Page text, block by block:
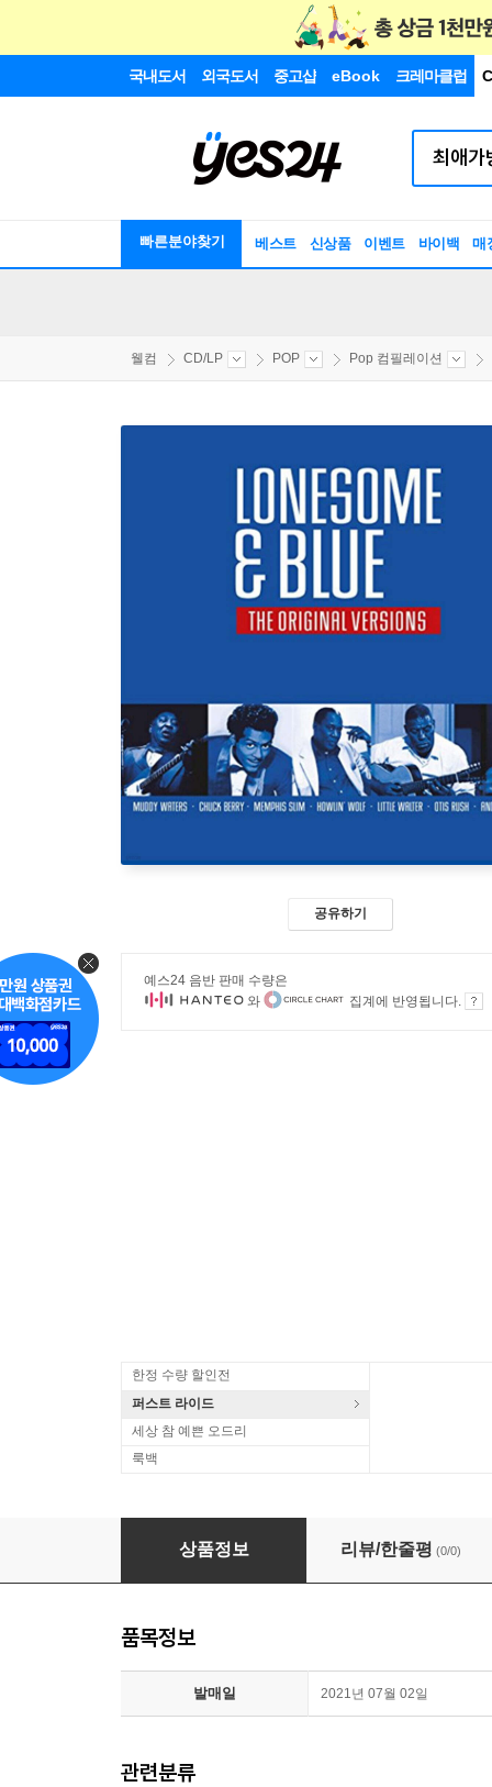
국내도서 외국도서 중고샵 eBook 크레마클럽
빠른분야찾기 베스트 신상품 이벤트 바이백 매
웰컴 CD/LP POP Pop 컴필레이션
공유하기
예스24 음반 판매 수량은
와
집계에 반영됩니다.
한정 수량 할인전
퍼스트 라이드
세상 참 예쁜 오드리
룩백
롤링 스톤즈 앨범 수록곡 오리지널 컴필레이
상품정보 리뷰/한줄평 (0/0)
품목정보
발매일 2021년 07월 02일
관련분류